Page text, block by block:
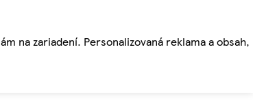
na zariadení. Personalizovaná reklama a obsah,